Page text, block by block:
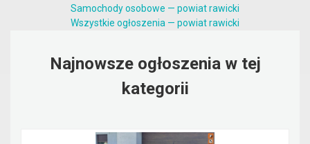
Samochody osobowe — powiat rawicki
Wszystkie ogłoszenia — powiat rawicki
Najnowsze ogłoszenia w tej
kategorii